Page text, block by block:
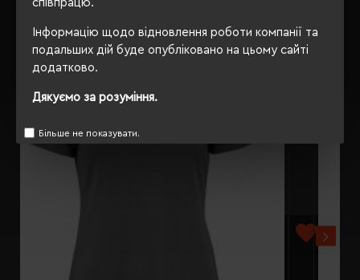
співпрацю.
Інформацію щодо відновлення роботи компанії та
подальших дій буде опубліковано на цьому сайті
додатково.
Дякуємо за розуміння.
Більше не показувати.
РЕКОМЕНДУЄМО